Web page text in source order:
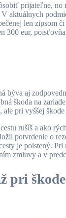
prijateľne,
aktuálnych
len
300 eur,
býva aj
škoda na
pri vyššej
rušíš a ako
potvrdenie o
je poistený.
zmluvy a v
pri škode